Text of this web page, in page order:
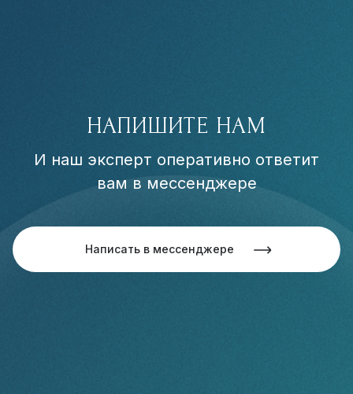
НАПИШИТЕ НАМ
И наш эксперт оперативно ответит
вам в мессенджере
Написать в мессенджере